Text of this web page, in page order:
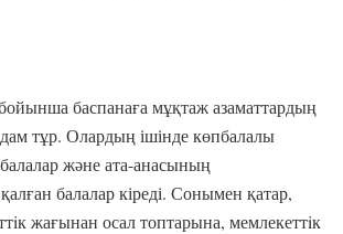
баспанаға мұқтаж азаматтардың
тұр. Олардың ішінде көпбалалы
және ата-анасының
балалар кіреді. Сонымен қатар,
жағынан осал топтарына, мемлекеттiк